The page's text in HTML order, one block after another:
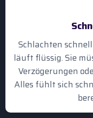
Schlachten
läuft flüssig. Sie
Verzögerungen
Alles fühlt sich